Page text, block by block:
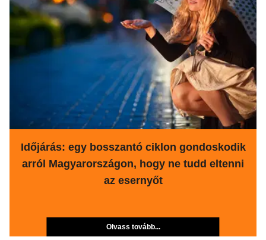
Időjárás: egy bosszantó ciklon gondoskodik
arról Magyarországon, hogy ne tudd eltenni
az esernyőt
Olvass tovább...